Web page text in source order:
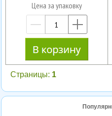
Цена за упаковку
—
Страницы: 1